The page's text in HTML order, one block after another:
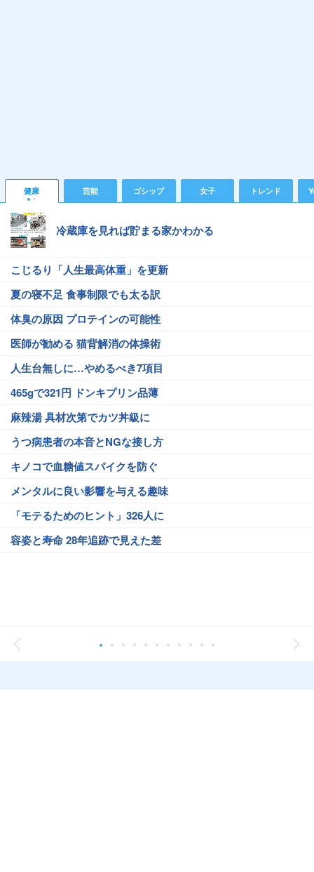
健康 芸能 ゴシップ 女子 トレンド
冷蔵庫を見れば貯まる家かわかる
こじるり「人生最高体重」を更新
夏の寝不足 食事制限でも太る訳
体臭の原因 プロテインの可能性
医師が勧める 猫背解消の体操術
人生台無しに…やめるべき7項目
465gで321円 ドンキプリン品薄
麻辣湯 具材次第でカツ丼級に
うつ病患者の本音とNGな接し方
キノコで血糖値スパイクを防ぐ
メンタルに良い影響を与える趣味
「モテるためのヒント」326人に
容姿と寿命 28年追跡で見えた差